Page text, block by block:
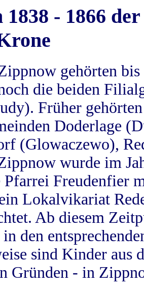
1838 - 1866
gehörten
die beiden
Früher
Doderlage
(Glowaczewo),
wurde im
Pfarrei Freudenfier
Lokalvikariat
Ab diesem
den
sind Kinder aus
Gründen - in